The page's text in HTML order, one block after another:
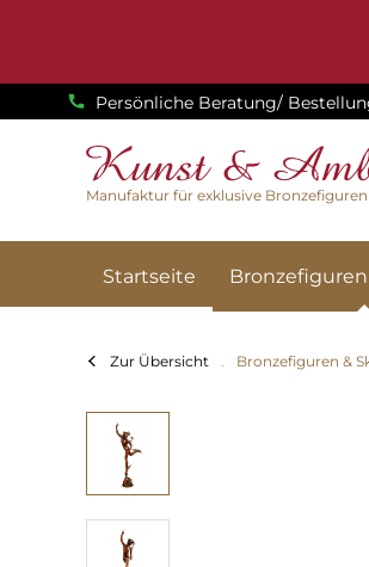
Persönliche Beratung/
Manufaktur für exklusive
Startseite
Zur Übersicht Bronzefiguren &